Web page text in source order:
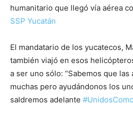
humanitario que llegó vía aérea
SSP Yucatán
El mandatario de los yucatecos,
también viajó en esos
a ser uno sólo: “Sabemos que
muchas pero ayudándonos los
saldremos adelante #